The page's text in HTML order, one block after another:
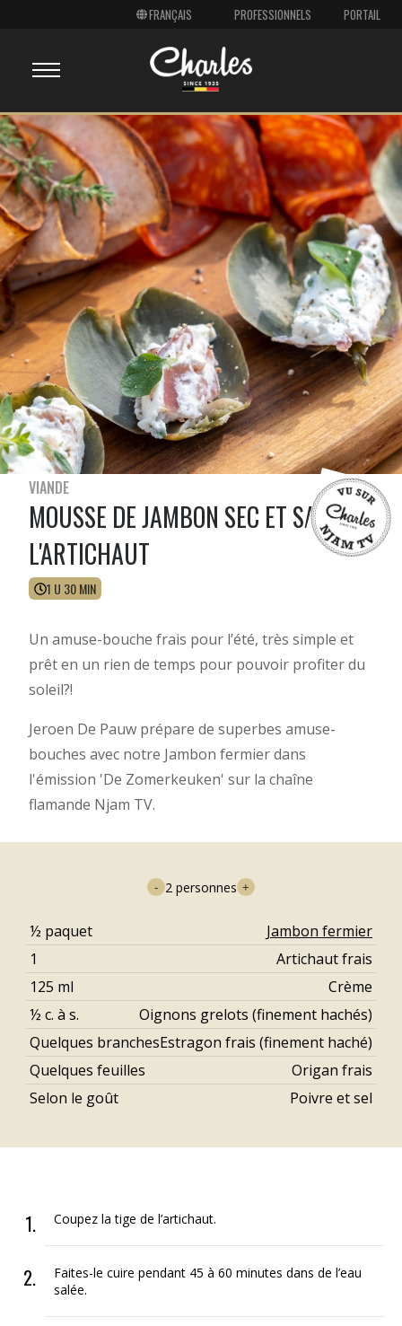
PROFESSIONNELS PORTAIL
VIANDE
MOUSSE DE JAMBON SEC ET SALÉ À
L'ARTICHAUT
1 U 30 MIN
Un amuse-bouche frais pour l’été, très simple et
prêt en un rien de temps pour pouvoir profiter du
soleil?!
Jeroen De Pauw prépare de superbes amuse-
bouches avec notre Jambon fermier dans
l'émission 'De Zomerkeuken' sur la chaîne
flamande Njam TV.
- 2 personnes +
½ paquet
Jambon fermier
1
Artichaut frais
125 ml
Crème
½ c. à s.
Oignons grelots (finement hachés)
Quelques branchesEstragon frais (finement haché)
Quelques feuilles
Origan frais
Selon le goût
Poivre et sel
Coupez la tige de l’artichaut.
Faites-le cuire pendant 45 à 60 minutes dans de l’eau
salée.